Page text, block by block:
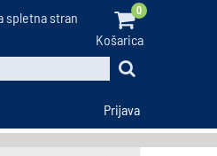
Košarica
0
spletna stran
Prijava